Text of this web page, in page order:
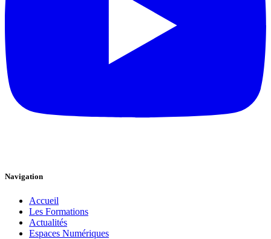
Navigation
Accueil
Les Formations
Actualités
Espaces Numériques